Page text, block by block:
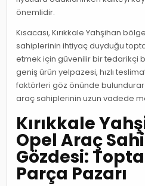
önemlidir.
Kısacası, Kırıkkale Yahşihan
sahiplerinin ihtiyaç duyduğu
etmek için güvenilir bir tedarikçi
geniş ürün yelpazesi, hızlı
faktörleri göz önünde
araç sahiplerinin uzun vadede
Kırıkkale
Opel Araç
Gözdesi:
Parça Pazarı